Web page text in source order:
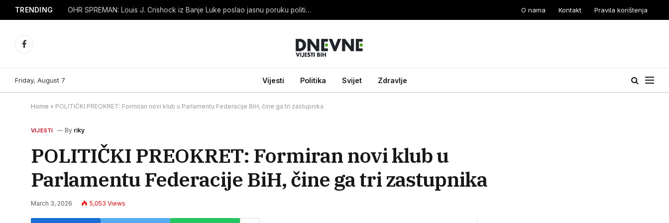
TRENDING OHR SPREMAN: Louis J. Crishock iz Banje Luke poslao jasnu poruku političarima O nama Kontakt Pravila korištenja
Facebook
Friday, August 7 Vijesti Politika Svijet Zdravlje
Home » POLITIČKI PREOKRET: Formiran novi klub u Parlamentu Federacije BiH, čine ga tri zastupnika
VIJESTI By riky
POLITIČKI PREOKRET: Formiran novi klub u
Parlamentu Federacije BiH, čine ga tri zastupnika
March 3, 2026 5,053 Views